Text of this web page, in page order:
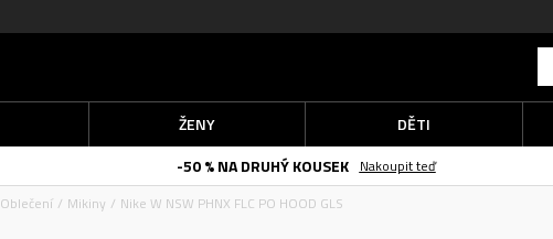
ŽENY
DĚTI
-50 % NA DRUHÝ KOUSEK
Nakoupit teď
Oblečení Mikiny Nike W NSW PHNX FLC PO HOOD GLS